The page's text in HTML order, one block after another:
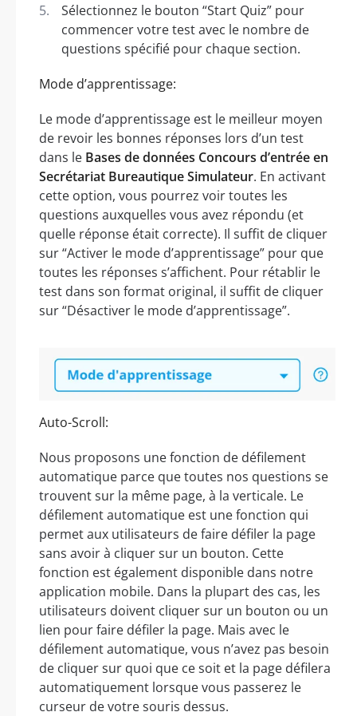
Sélectionnez le bouton “Start Quiz” pour
commencer votre test avec le nombre de
questions spécifié pour chaque section.
Mode d’apprentissage:
Le mode d’apprentissage est le meilleur moyen
de revoir les bonnes réponses lors d’un test
dans le Bases de données Concours d’entrée en
Secrétariat Bureautique Simulateur. En activant
cette option, vous pourrez voir toutes les
questions auxquelles vous avez répondu (et
quelle réponse était correcte). Il suffit de cliquer
sur “Activer le mode d’apprentissage” pour que
toutes les réponses s’affichent. Pour rétablir le
test dans son format original, il suffit de cliquer
sur “Désactiver le mode d’apprentissage”.
Auto-Scroll:
Nous proposons une fonction de défilement
automatique parce que toutes nos questions se
trouvent sur la même page, à la verticale. Le
défilement automatique est une fonction qui
permet aux utilisateurs de faire défiler la page
sans avoir à cliquer sur un bouton. Cette
fonction est également disponible dans notre
application mobile. Dans la plupart des cas, les
utilisateurs doivent cliquer sur un bouton ou un
lien pour faire défiler la page. Mais avec le
défilement automatique, vous n’avez pas besoin
de cliquer sur quoi que ce soit et la page défilera
automatiquement lorsque vous passerez le
curseur de votre souris dessus.